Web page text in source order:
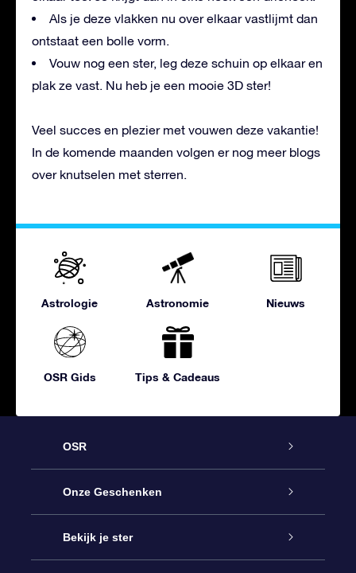
Als je deze vlakken nu over elkaar vastlijmt dan
ontstaat een bolle vorm.
Vouw nog een ster, leg deze schuin op elkaar en
plak ze vast. Nu heb je een mooie 3D ster!
Veel succes en plezier met vouwen deze vakantie!
In de komende maanden volgen er nog meer blogs
over knutselen met sterren.
Astrologie Astronomie Nieuws
OSR Gids Tips & Cadeaus
OSR
Service
Contact
Onze Geschenken
Online Star Gift
Bekijk je ster